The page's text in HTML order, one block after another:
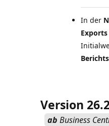
In der
Version
ab Business